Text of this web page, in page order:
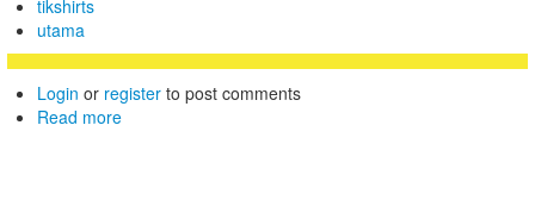
tikshirts
utama
Login or register to post comments
Read more